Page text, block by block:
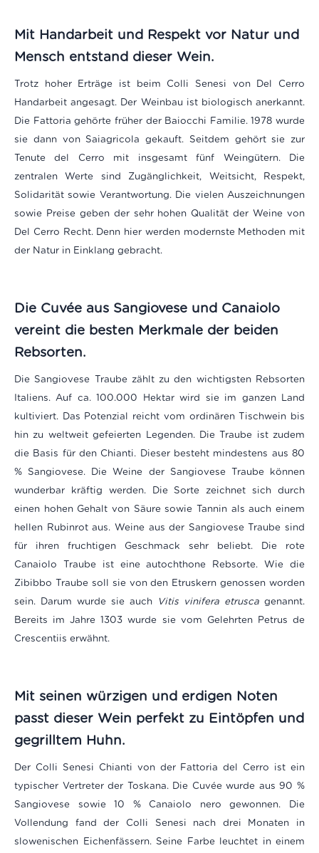
Mit Handarbeit und Respekt vor Natur und
Mensch entstand dieser Wein.
Trotz hoher Erträge ist beim Colli Senesi von Del Cerro
Handarbeit angesagt. Der Weinbau ist biologisch anerkannt.
Die Fattoria gehörte früher der Baiocchi Familie. 1978 wurde
sie dann von Saiagricola gekauft. Seitdem gehört sie zur
Tenute del Cerro mit insgesamt fünf Weingütern. Die
zentralen Werte sind Zugänglichkeit, Weitsicht, Respekt,
Solidarität sowie Verantwortung. Die vielen Auszeichnungen
sowie Preise geben der sehr hohen Qualität der Weine von
Del Cerro Recht. Denn hier werden modernste Methoden mit
der Natur in Einklang gebracht.
Die Cuvée aus Sangiovese und Canaiolo
vereint die besten Merkmale der beiden
Rebsorten.
Die Sangiovese Traube zählt zu den wichtigsten Rebsorten
Italiens. Auf ca. 100.000 Hektar wird sie im ganzen Land
kultiviert. Das Potenzial reicht vom ordinären Tischwein bis
hin zu weltweit gefeierten Legenden. Die Traube ist zudem
die Basis für den Chianti. Dieser besteht mindestens aus 80
% Sangiovese. Die Weine der Sangiovese Traube können
wunderbar kräftig werden. Die Sorte zeichnet sich durch
einen hohen Gehalt von Säure sowie Tannin als auch einem
hellen Rubinrot aus. Weine aus der Sangiovese Traube sind
für ihren fruchtigen Geschmack sehr beliebt. Die rote
Canaiolo Traube ist eine autochthone Rebsorte. Wie die
Zibibbo Traube soll sie von den Etruskern genossen worden
sein. Darum wurde sie auch
Vitis vinifera etrusca genannt.
Bereits im Jahre 1303 wurde sie vom Gelehrten Petrus de
Crescentiis erwähnt.
Mit seinen würzigen und erdigen Noten
passt dieser Wein perfekt zu Eintöpfen und
gegrilltem Huhn.
Der Colli Senesi Chianti von der Fattoria del Cerro ist ein
typischer Vertreter der Toskana. Die Cuvée wurde aus 90 %
Sangiovese sowie 10 % Canaiolo nero gewonnen. Die
Vollendung fand der Colli Senesi nach drei Monaten in
slowenischen Eichenfässern. Seine Farbe leuchtet in einem